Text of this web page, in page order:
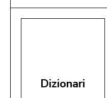
Dizionari